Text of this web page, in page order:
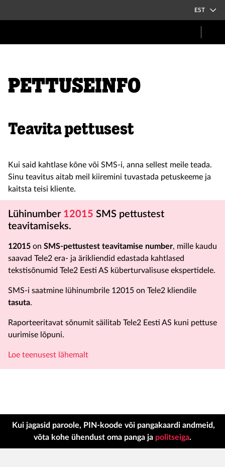
EST
Pettuseinfo
Teavita pettusest
Kui said kahtlase kõne või SMS-i, anna sellest meile teada.
Sinu teavitus aitab meil kiiremini tuvastada petuskeeme ja
kaitsta teisi kliente.
Lühinumber 12015 SMS pettustest
teavitamiseks.
12015 on SMS-pettustest teavitamise number, mille kaudu
saavad Tele2 era- ja ärikliendid edastada kahtlased
tekstisõnumid Tele2 Eesti AS küberturvalisuse ekspertidele.
SMS-i saatmine lühinumbrile 12015 on Tele2 kliendile
tasuta.
Raporteeritavat sõnumit säilitab Tele2 Eesti AS kuni pettuse
uurimise lõpuni.
Loe teenusest lähemalt
Kui jagasid paroole, PIN-koode või pangakaardi andmeid,
võta kohe ühendust oma panga ja politseiga.